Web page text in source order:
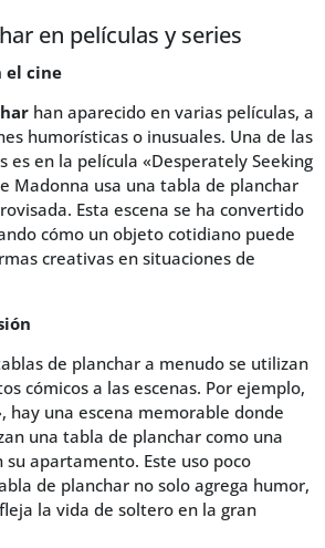
en películas y series
el cine
han aparecido en varias películas, a
humorísticas o inusuales. Una de las
es en la película «Desperately Seeking
Madonna usa una tabla de planchar
Esta escena se ha convertido
cómo un objeto cotidiano puede
creativas en situaciones de
de planchar a menudo se utilizan
cómicos a las escenas. Por ejemplo,
hay una escena memorable donde
una tabla de planchar como una
su apartamento. Este uso poco
de planchar no solo agrega humor,
la vida de soltero en la gran